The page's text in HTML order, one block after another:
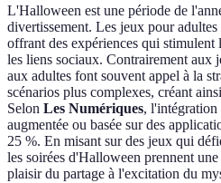
L'Halloween est une période de
divertissement. Les jeux pour
offrant des expériences qui
les liens sociaux. Contrairement aux
aux adultes font souvent appel à la
scénarios plus complexes, créant
Selon Les Numériques, l'intégration
augmentée ou basée sur des
25 %. En misant sur des jeux qui
les soirées d'Halloween prennent
plaisir du partage à l'excitation du